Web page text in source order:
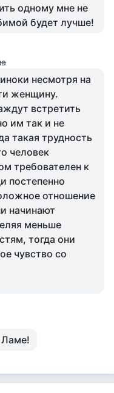
одному мне не
будет лучше!
несмотря на
женщину.
встретить
им так и не
такая трудность
человек
требователен к
постепенно
отношение
начинают
меньше
тогда они
чувство со
Ламе!